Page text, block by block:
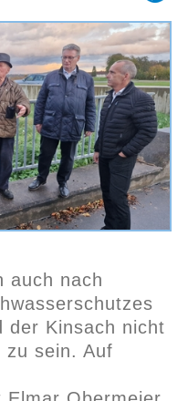
auch nach
der Kinsach nicht
zu sein. Auf